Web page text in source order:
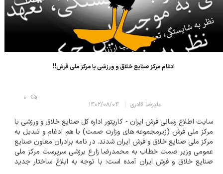
ادغام مرکز صنایع خلاق و ورزشی⁩ با مرکز ملی فرش!!
علیرضا قادری ۱۴۰۲/۰۸/۰۴
0
سایت اطلاع رسانی فرش ایران - کارپتور اداره کل صنایع خلاق و ورزشی⁩ با
مرکز ملی فرش⁩ (زیرمجموعه های وزارت صمت) با هم ادغام و تبدیل به
مرکز ملی صنایع خلاق و فرش ایران شدند. در نامه برادران معاون صنایع
عمومی وزیر صمت خطاب به محمدرضا زارع برزشی سرپرست مرکز ملی
صنایع خلاق و فرش ایران آمده است: با توجه به ابلاغ ساختار جدید